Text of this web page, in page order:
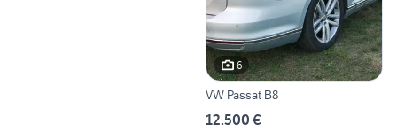
6
VW Passat B8
12.500 €